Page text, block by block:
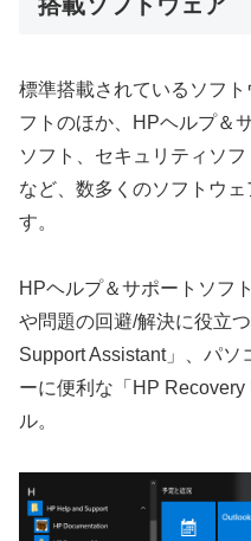
標準搭載されているソフ
フトのほか、HPヘルプ＆
ソフト、セキュリティソフ
など、数多くのソフトウ
す。
HPヘルプ＆サポートソフ
や問題の回避/解決に役立
Support Assistant」、パソ
ーに便利な「HP
ル。